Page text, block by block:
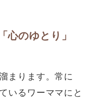
心のゆとり」
まります。常に
いるワーママにと